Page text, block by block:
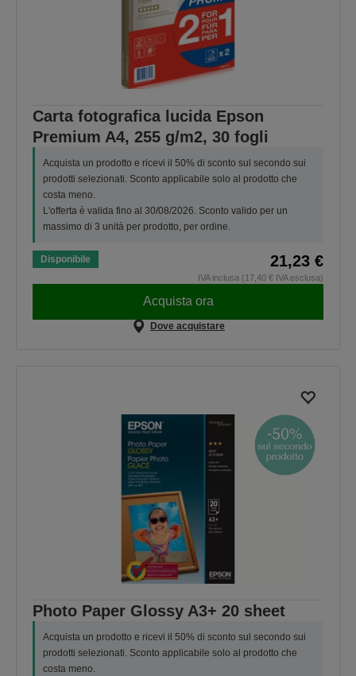
Carta fotografica lucida Epson
Premium A4, 255 g/m2, 30 fogli
Acquista un prodotto e ricevi il 50% di sconto sul secondo sui
prodotti selezionati. Sconto applicabile solo al prodotto che
costa meno.
L'offerta è valida fino al 30/08/2026. Sconto valido per un
massimo di 3 unità per prodotto, per ordine.
Disponibile 21,23 €
IVA inclusa (17,40 € IVA esclusa)
Acquista ora
Dove acquistare
Photo Paper Glossy A3+ 20 sheet
Acquista un prodotto e ricevi il 50% di sconto sul secondo sui
prodotti selezionati. Sconto applicabile solo al prodotto che
costa meno.